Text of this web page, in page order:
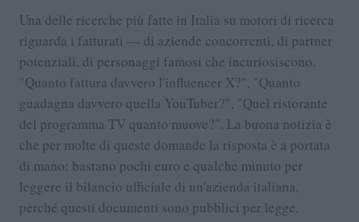
Una delle ricerche più fatte in Italia su motori di ricerca
riguarda i fatturati — di aziende concorrenti, di partner
potenziali, di personaggi famosi che incuriosiscono.
"Quanto fattura davvero l'influencer X?", "Quanto
guadagna davvero quella YouTuber?", "Quel ristorante
del programma TV quanto muove?". La buona notizia è
che per molte di queste domande la risposta è a portata
di mano: bastano pochi euro e qualche minuto per
leggere il bilancio ufficiale di un'azienda italiana,
perché questi documenti sono pubblici per legge.